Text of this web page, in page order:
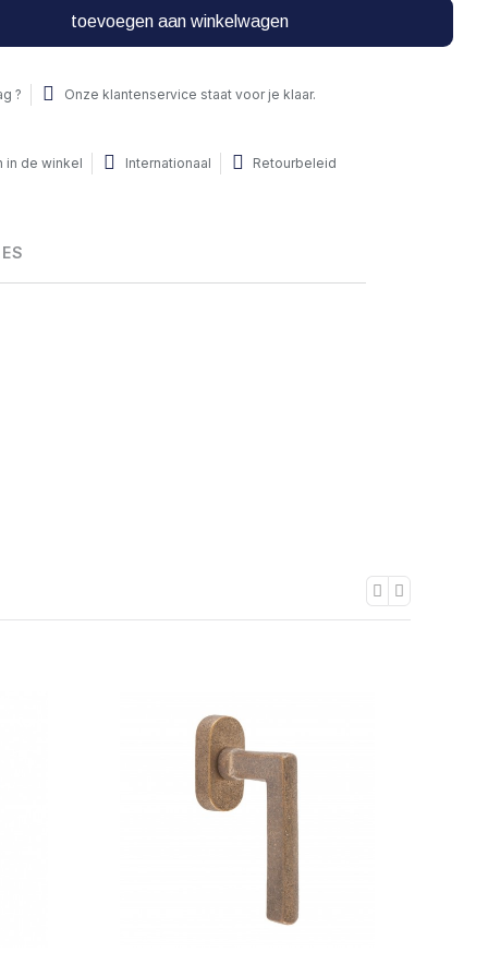
toevoegen aan winkelwagen
? Onze klantenservice staat voor je klaar.
in de winkel Internationaal Retourbeleid